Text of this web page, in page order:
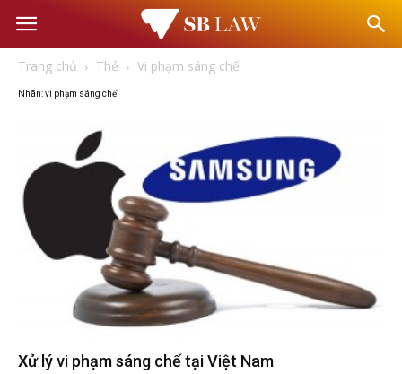
Văn
Trang chủ Thẻ Vi phạm sáng chế
Nhãn: vi phạm sáng chế
Xử lý vi phạm sáng chế tại Việt Nam